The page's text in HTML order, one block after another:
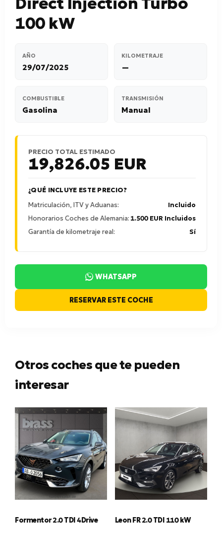
100 kW
AÑO
29/07/2025
KILOMETRAJE
—
COMBUSTIBLE
Gasolina
TRANSMISIÓN
Manual
PRECIO TOTAL ESTIMADO
19,826.05 EUR
¿QUÉ INCLUYE ESTE PRECIO?
Matriculación, ITV y Aduanas:
Incluido
Honorarios Coches de Alemania: 1.500 EUR Incluidos
Garantía de kilometraje real:
Sí
WHATSAPP
RESERVAR ESTE COCHE
Otros coches que te pueden
interesar
Formentor 2.0 TDI 4Drive Leon FR 2.0 TDI 110 kW